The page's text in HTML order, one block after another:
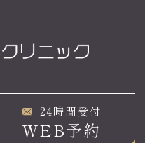
24時間受付
WEB予約